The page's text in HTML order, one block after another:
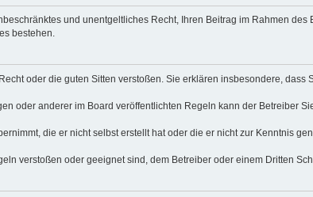
und unentgeltliches Recht, Ihren Beitrag im Rahmen des
bestehen.
oder die guten Sitten verstoßen. Sie erklären insbesondere,
oder anderer im Board veröffentlichten Regeln kann der Betreiber
die er nicht selbst erstellt hat oder die er nicht zur Kenntnis
verstoßen oder geeignet sind, dem Betreiber oder einem Dritten